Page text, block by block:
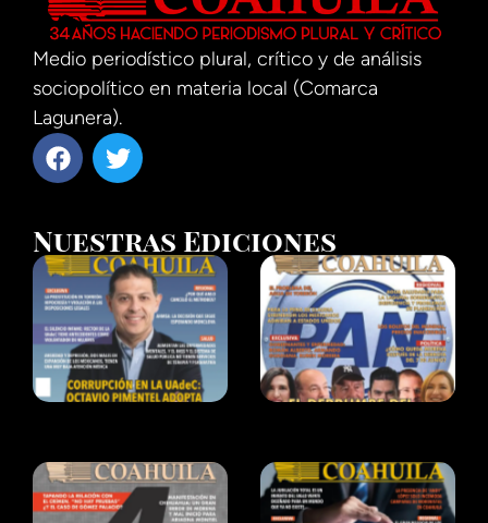
Medio periodístico plural, crítico y de análisis
sociopolítico en materia local (Comarca
Lagunera).
Nuestras Ediciones